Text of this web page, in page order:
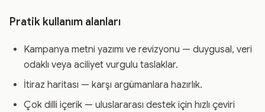
Pratik kullanım alanları
Kampanya metni yazımı ve revizyonu — duygusal, veri
odaklı veya aciliyet vurgulu taslaklar.
İtiraz haritası — karşı argümanlara hazırlık.
Çok dilli içerik — uluslararası destek için hızlı çeviri